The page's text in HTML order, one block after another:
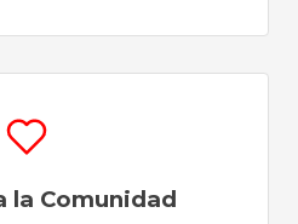
la Comunidad